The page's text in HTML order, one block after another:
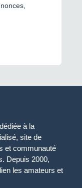
à la
site de
et communauté
Depuis 2000,
les amateurs et